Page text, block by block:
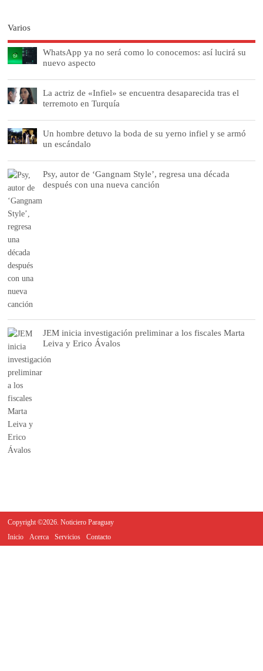
Varios
WhatsApp ya no será como lo conocemos: así lucirá su
nuevo aspecto
La actriz de «Infiel» se encuentra desaparecida tras el
terremoto en Turquía
Un hombre detuvo la boda de su yerno infiel y se armó
un escándalo
Psy, autor de ‘Gangnam Style’, regresa una década
después con una nueva canción
JEM inicia investigación preliminar a los fiscales Marta
Leiva y Erico Ávalos
Copyright ©2026. Noticiero Paraguay
Inicio
Acerca Servicios Contacto